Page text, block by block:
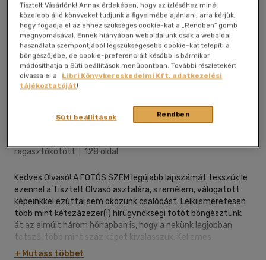
ragasztókötött
128 oldal
Kedves Olvasó! A FOTÓS SZEM legújabb lapszámát tesszük le
ezennel a Tisztelt Olvasó asztalára, s remélem, válogatott
képeinkkel ezúttal sem okozunk csalódást. Lelkiismeretesen
több mint kétszázezer(!) hírügynökségi fotót böngésztünk
át az elmúlt három hónapban is, hogy a nekünk legjobban
tetsző, több mint száz képet kiválasszuk. Kellemes
böngészést kívánok a kiváló képek között! - Vince Mátyás
+ Mutass többet
Tisztelt Vásárlónk! Annak érdekében, hogy az ízléséhez minél
közelebb álló könyveket tudjunk a figyelmébe ajánlani, arra kérjük,
hogy fogadja el az ehhez szükséges cookie-kat a „Rendben” gomb
megnyomásával. Ennek hiányában weboldalunk csak a weboldal
használata szempontjából legszükségesebb cookie-kat telepíti a
böngészőjébe, de cookie-preferenciáit később is bármikor
módosíthatja a Süti beállítások menüpontban. További részletekért
olvassa el a
Libri Könyvkereskedelmi Kft. adatkezelési
tájékoztatóját!
Rendben
Süti beállítások